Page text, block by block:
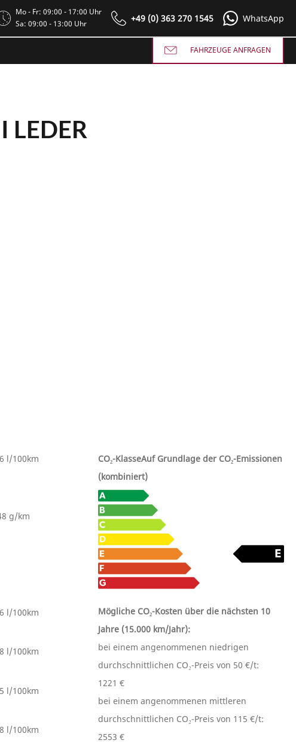
Mo - Fr: 09:00 - 17:00 Uhr
Sa: 09:00 - 13:00 Uhr
+49 (0) 363 270 1545 WhatsApp
FAHRZEUGE ANFRAGEN
LEDER
l/100km
g/km
l/100km
l/100km
l/100km
l/100km
CO₂-KlasseAuf Grundlage der CO₂-Emissionen
(kombiniert)
Mögliche CO₂-Kosten über die nächsten 10
Jahre (15.000 km/Jahr):
bei einem angenommenen niedrigen
durchschnittlichen CO₂-Preis von 50 €/t:
1221 €
bei einem angenommenen mittleren
durchschnittlichen CO₂-Preis von 115 €/t:
2553 €